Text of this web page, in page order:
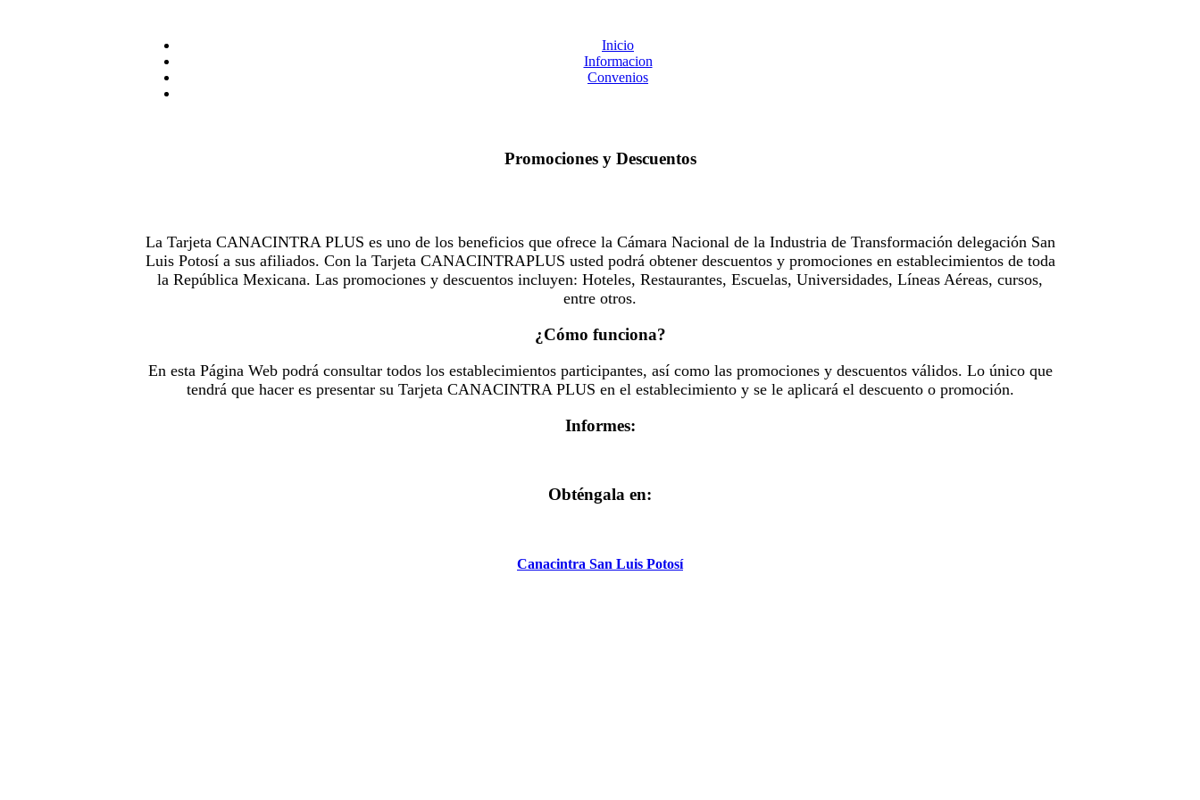
Inicio
Informacion
Convenios
Promociones y Descuentos
La Tarjeta CANACINTRA PLUS es uno de los beneficios que ofrece la Cámara Nacional de la Industria de Transformación delegación San
Luis Potosí a sus afiliados. Con la Tarjeta CANACINTRAPLUS usted podrá obtener descuentos y promociones en establecimientos de toda
la República Mexicana. Las promociones y descuentos incluyen: Hoteles, Restaurantes, Escuelas, Universidades, Líneas Aéreas, cursos,
entre otros.
¿Cómo funciona?
En esta Página Web podrá consultar todos los establecimientos participantes, así como las promociones y descuentos válidos. Lo único que
tendrá que hacer es presentar su Tarjeta CANACINTRA PLUS en el establecimiento y se le aplicará el descuento o promoción.
Informes:
Obténgala en:
Canacintra San Luis Potosí